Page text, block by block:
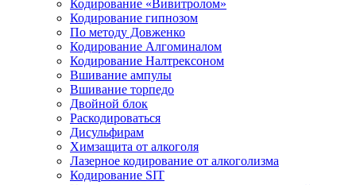
Кодирование «Вивитролом»
Кодирование гипнозом
По методу Довженко
Кодирование Алгоминалом
Кодирование Налтрексоном
Вшивание ампулы
Вшивание торпедо
Двойной блок
Раскодироваться
Дисульфирам
Химзащита от алкоголя
Лазерное кодирование от алкоголизма
Кодирование SIT